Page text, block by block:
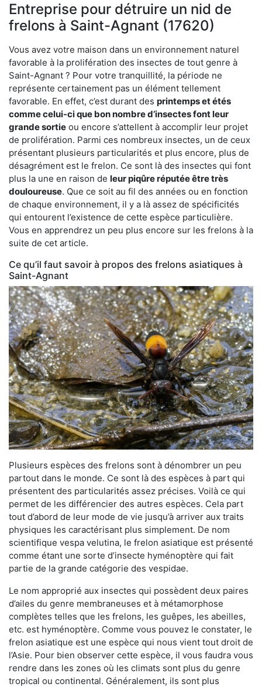
Entreprise pour détruire un nid de
frelons à Saint-Agnant (17620)
Vous avez votre maison dans un environnement naturel
favorable à la prolifération des insectes de tout genre à
Saint-Agnant ? Pour votre tranquillité, la période ne
représente certainement pas un élément tellement
favorable. En effet, c’est durant des printemps et étés
comme celui-ci que bon nombre d’insectes font leur
grande sortie ou encore s’attellent à accomplir leur projet
de prolifération. Parmi ces nombreux insectes, un de ceux
présentant plusieurs particularités et plus encore, plus de
désagrément est le frelon. Ce sont là des insectes qui font
plus la une en raison de leur piqûre réputée être très
douloureuse. Que ce soit au fil des années ou en fonction
de chaque environnement, il y a là assez de spécificités
qui entourent l’existence de cette espèce particulière.
Vous en apprendrez un peu plus encore sur les frelons à la
suite de cet article.
Ce qu’il faut savoir à propos des frelons asiatiques à
Saint-Agnant
Plusieurs espèces des frelons sont à dénombrer un peu
partout dans le monde. Ce sont là des espèces à part qui
présentent des particularités assez précises. Voilà ce qui
permet de les différencier des autres espèces. Cela part
tout d’abord de leur mode de vie jusqu’à arriver aux traits
physiques les caractérisant plus simplement. De nom
scientifique vespa velutina, le frelon asiatique est présenté
comme étant une sorte d’insecte hyménoptère qui fait
partie de la grande catégorie des vespidae.
Le nom approprié aux insectes qui possèdent deux paires
d’ailes du genre membraneuses et à métamorphose
complètes telles que les frelons, les guêpes, les abeilles,
etc. est hyménoptère. Comme vous pouvez le constater, le
frelon asiatique est une espèce qui nous vient tout droit de
l’Asie. Pour bien observer cette espèce, il vous faudra vous
rendre dans les zones où les climats sont plus du genre
tropical ou continental. Généralement, ils sont plus